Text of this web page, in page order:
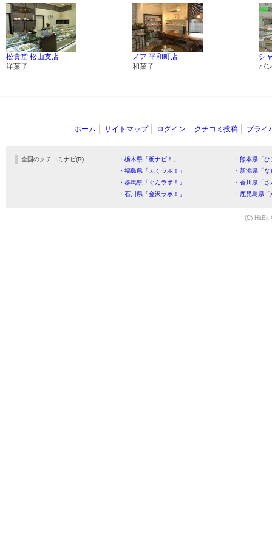
松貴堂 松山支店
洋菓子
ノア 平和町店
和菓子
シ
パ
ホーム サイトマップ ログイン クチコミ投稿 プライ
全国のクチコミナビ(R) ・栃木県「栃ナビ！」
・熊本県「
・福島県「ふくラボ！」
・新潟県「
・群馬県「ぐんラボ！」
・香川県「
・石川県「金沢ラボ！」
・鹿児島県
(C) HitBit